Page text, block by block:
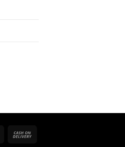
MasterCard